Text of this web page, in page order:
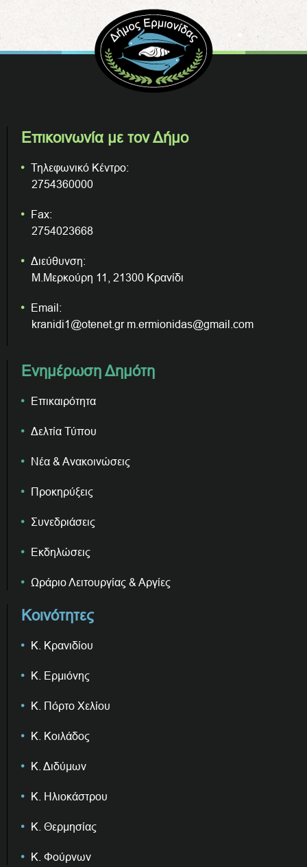
Επικοινωνία με τον Δήμο
Τηλεφωνικό Κέντρο:
2754360000
Fax:
2754023668
Διεύθυνση:
Μ.Μερκούρη 11, 21300 Κρανίδι
Email:
kranidi1@otenet.gr m.ermionidas@gmail.com
Ενημέρωση Δημότη
Επικαιρότητα
Δελτία Τύπου
Νέα & Ανακοινώσεις
Προκηρύξεις
Συνεδριάσεις
Εκδηλώσεις
Ωράριο Λειτουργίας & Αργίες
Κοινότητες
Κ. Κρανιδίου
Κ. Ερμιόνης
Κ. Πόρτο Χελίου
Κ. Κοιλάδος
Κ. Διδύμων
Κ. Ηλιοκάστρου
Κ. Θερμησίας
Κ. Φούρνων